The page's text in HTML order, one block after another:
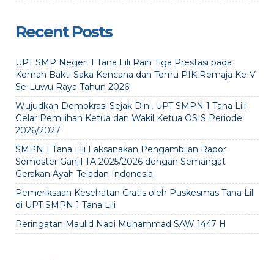
Recent Posts
UPT SMP Negeri 1 Tana Lili Raih Tiga Prestasi pada
Kemah Bakti Saka Kencana dan Temu PIK Remaja Ke-V
Se-Luwu Raya Tahun 2026
Wujudkan Demokrasi Sejak Dini, UPT SMPN 1 Tana Lili
Gelar Pemilihan Ketua dan Wakil Ketua OSIS Periode
2026/2027
SMPN 1 Tana Lili Laksanakan Pengambilan Rapor
Semester Ganjil TA 2025/2026 dengan Semangat
Gerakan Ayah Teladan Indonesia
Pemeriksaan Kesehatan Gratis oleh Puskesmas Tana Lili
di UPT SMPN 1 Tana Lili
Peringatan Maulid Nabi Muhammad SAW 1447 H